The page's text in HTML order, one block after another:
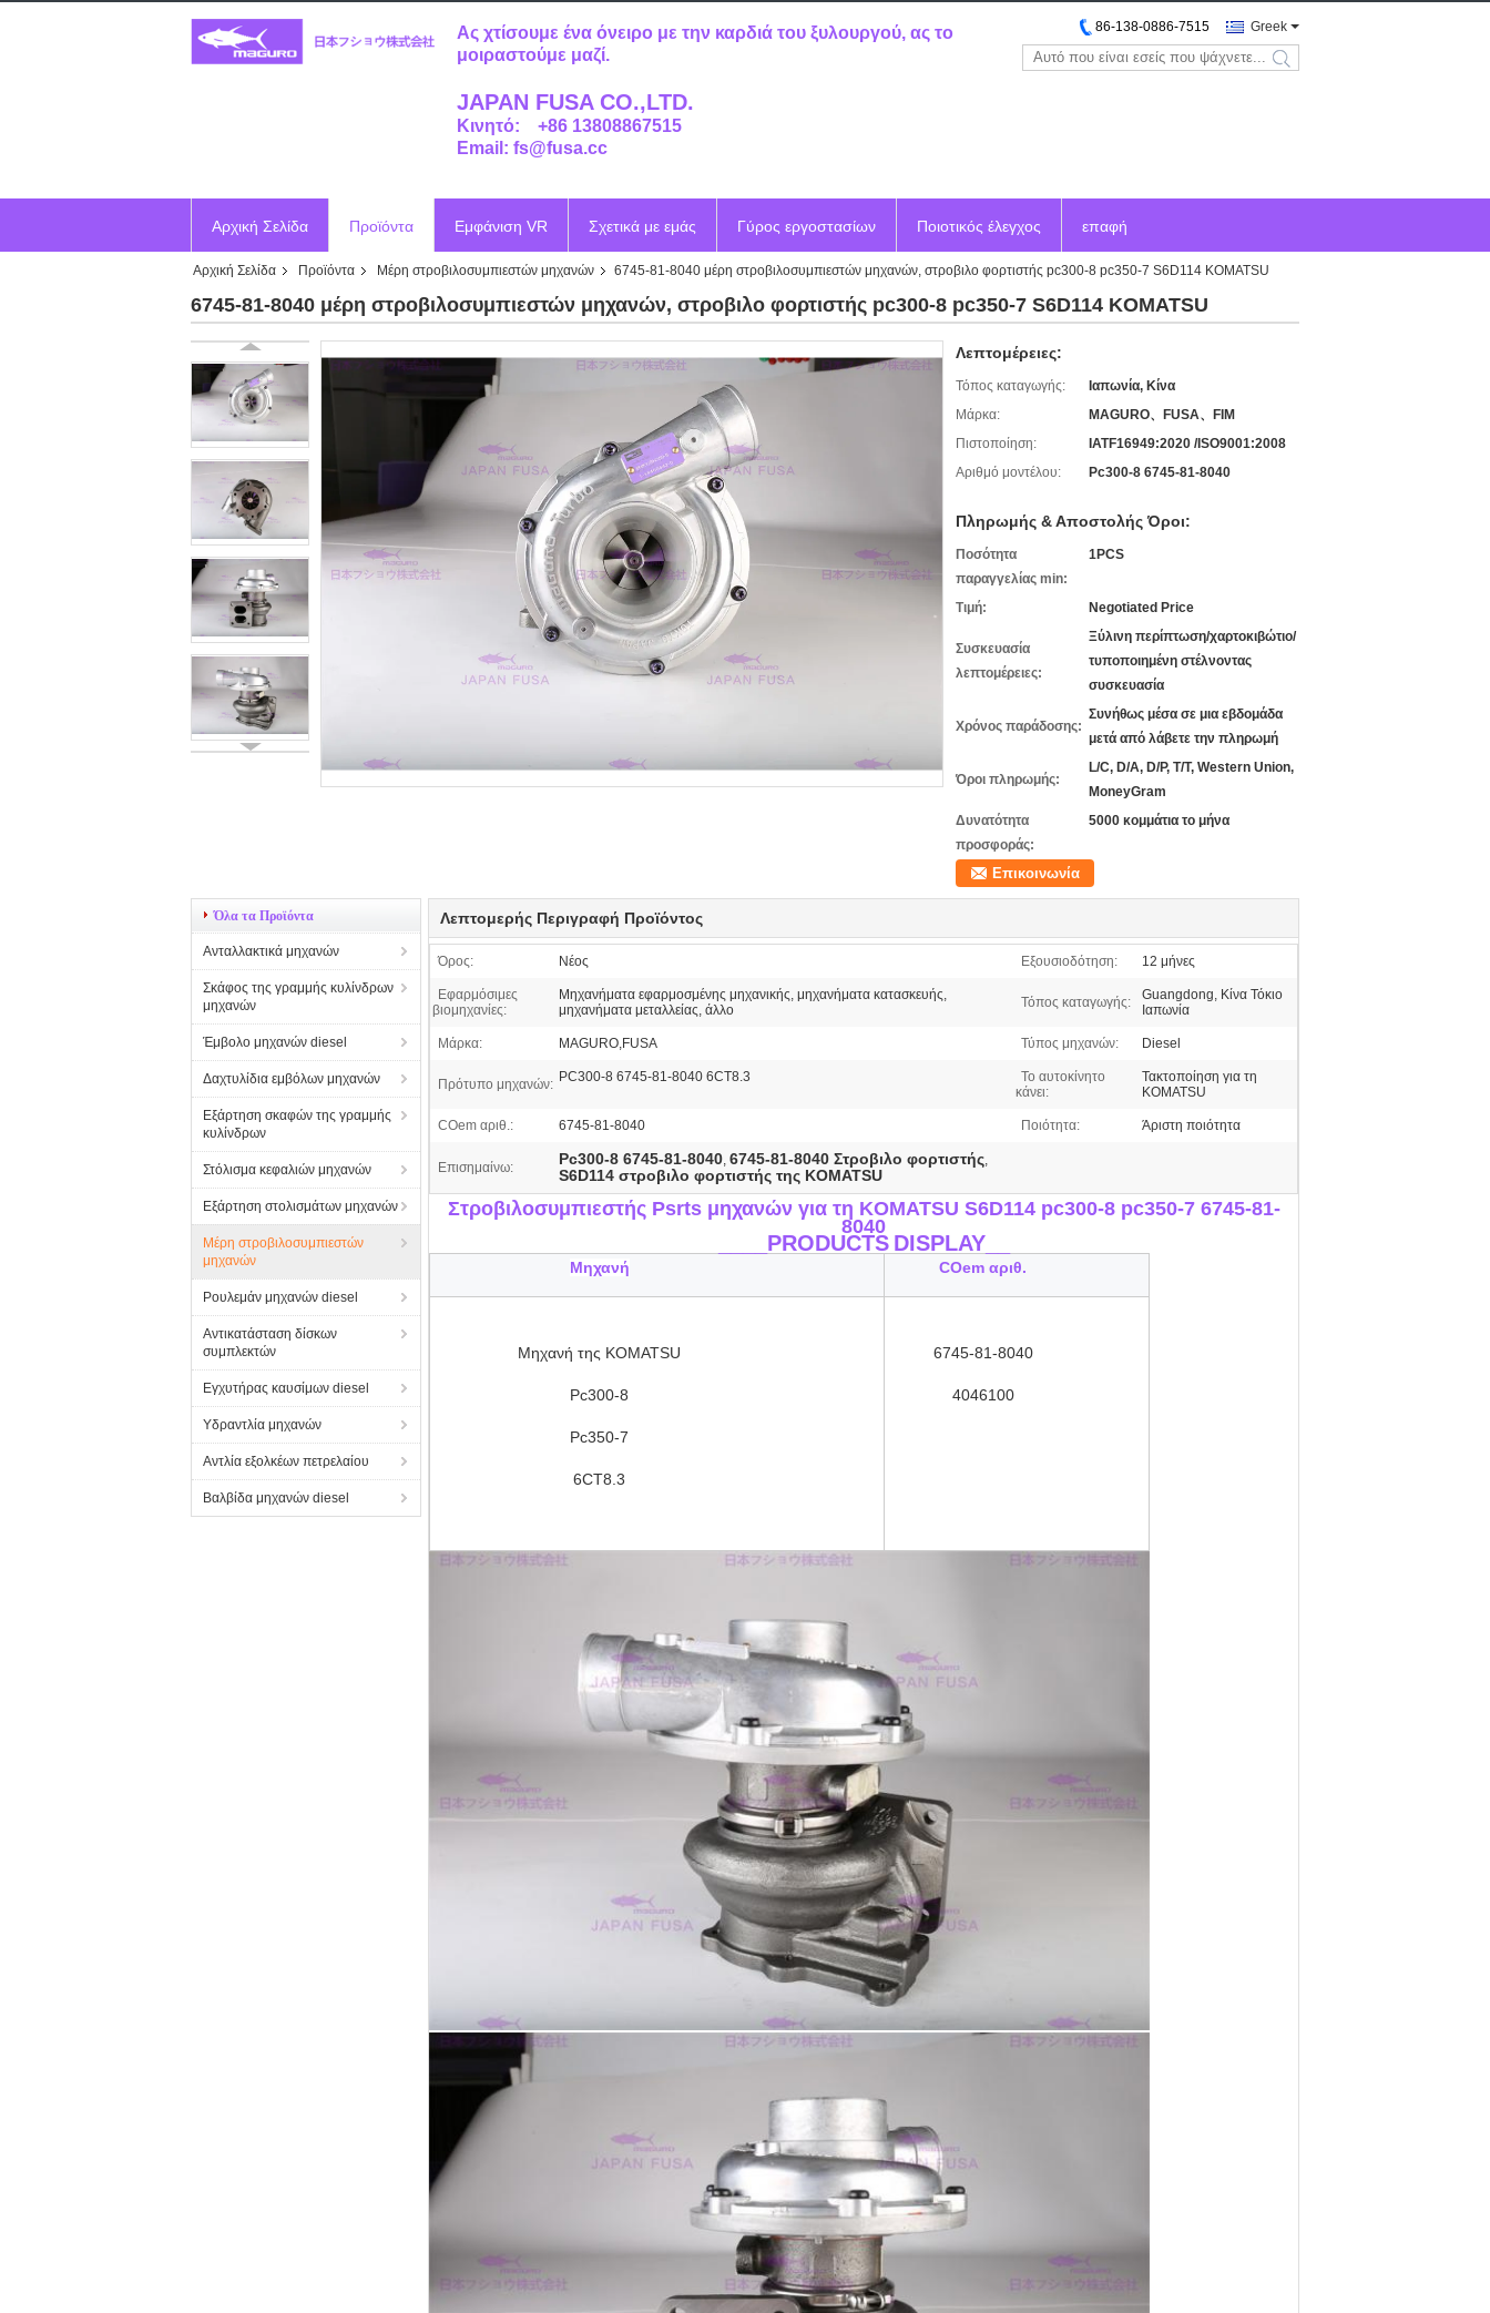
Ας χτίσουμε ένα όνειρο με την καρδιά του ξυλουργού, ας το
μοιραστούμε μαζί.
JAPAN FUSA CO.,LTD.
Κινητό: +86 13808867515
Email: fs@fusa.cc
Greek
86-138-0886-7515
search
Αρχική Σελίδα Προϊόντα Εμφάνιση VR Σχετικά με εμάς Γύρος εργοστασίων Ποιοτικός έλεγχος επαφή
Ζητήστε ένα απόσπασμα Vr
Αρχική Σελίδα Προϊόντα Μέρη στροβιλοσυμπιεστών μηχανών 6745-81-8040 μέρη στροβιλοσυμπιεστών μηχανών, στροβιλο φορτιστής pc300-8 pc350-7 S6D114 KOMATSU
6745-81-8040 μέρη στροβιλοσυμπιεστών μηχανών, στροβιλο φορτιστής pc300-8 pc350-7 S6D114 KOMATSU
Λεπτομέρειες:
Τόπος καταγωγής:
Ιαπωνία, Κίνα
Μάρκα:
MAGURO、FUSA、FIM
Πιστοποίηση:
IATF16949:2020 /ISO9001:2008
Αριθμό μοντέλου:
Pc300-8 6745-81-8040
Πληρωμής & Αποστολής Όροι:
Ποσότητα
παραγγελίας min:
1PCS
Τιμή: Negotiated Price
Συσκευασία
λεπτομέρειες:
Ξύλινη περίπτωση/χαρτοκιβώτιο/
τυποποιημένη στέλνοντας
συσκευασία
Χρόνος παράδοσης:
Συνήθως μέσα σε μια εβδομάδα
μετά από λάβετε την πληρωμή
Όροι πληρωμής:
L/C, D/A, D/P, T/T, Western Union,
MoneyGram
Δυνατότητα
προσφοράς:
5000 κομμάτια το μήνα
Επικοινωνία
Όλα τα Προϊόντα
Ανταλλακτικά μηχανών
Σκάφος της γραμμής κυλίνδρων
μηχανών
Έμβολο μηχανών diesel
Δαχτυλίδια εμβόλων μηχανών
Εξάρτηση σκαφών της γραμμής
κυλίνδρων
Στόλισμα κεφαλιών μηχανών
Εξάρτηση στολισμάτων μηχανών
Μέρη στροβιλοσυμπιεστών
μηχανών
Ρουλεμάν μηχανών diesel
Αντικατάσταση δίσκων
συμπλεκτών
Εγχυτήρας καυσίμων diesel
Υδραντλία μηχανών
Αντλία εξολκέων πετρελαίου
Βαλβίδα μηχανών diesel
Λεπτομερής Περιγραφή Προϊόντος
Όρος: Νέος Εξουσιοδότηση: 12 μήνες
Εφαρμόσιμες
βιομηχανίες:
Μηχανήματα εφαρμοσμένης μηχανικής, μηχανήματα κατασκευής,
μηχανήματα μεταλλείας, άλλο
Τόπος καταγωγής:
Guangdong, Κίνα Τόκιο
Ιαπωνία
Μάρκα: MAGURO,FUSA Τύπος μηχανών: Diesel
Πρότυπο μηχανών: PC300-8 6745-81-8040 6CT8.3
Το αυτοκίνητο
κάνει:
Τακτοποίηση για τη
KOMATSU
COem αριθ.: 6745-81-8040 Ποιότητα: Άριστη ποιότητα
Επισημαίνω: Pc300-8 6745-81-8040, 6745-81-8040 Στροβιλο φορτιστής,
S6D114 στροβιλο φορτιστής της KOMATSU
Στροβιλοσυμπιεστής Psrts μηχανών για τη KOMATSU S6D114 pc300-8 pc350-7 6745-81-
8040
____PRODUCTS DISPLAY__
Μηχανή COem αριθ.
Μηχανή της KOMATSU
Pc300-8
Pc350-7
6CT8.3
6745-81-8040
4046100